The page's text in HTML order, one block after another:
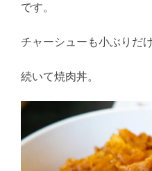
です。
チャーシューも小ぶりだ
続いて焼肉丼。